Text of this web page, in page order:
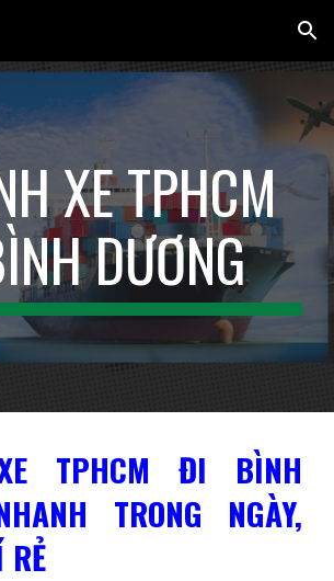
Skip to navigation
XE TPHCM
DƯƠNG
TPHCM ĐI BÌNH
TRONG NGÀY,
RẺ